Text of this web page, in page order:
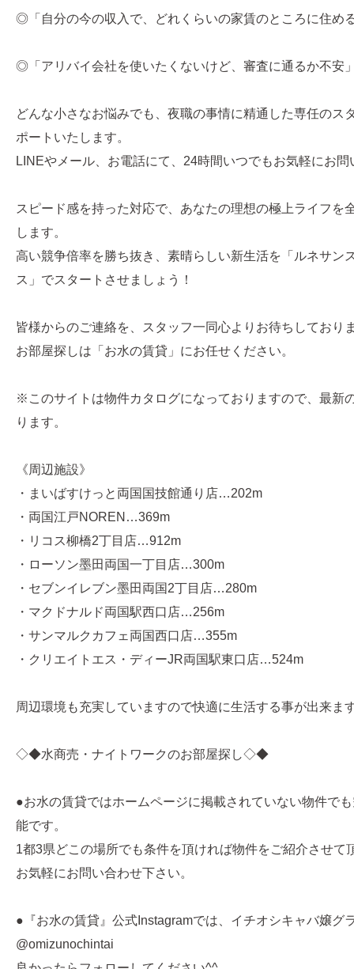
◎「自分の今の収入で、どれくらいの家賃のところに住め
◎「アリバイ会社を使いたくないけど、審査に通るか不安
どんな小さなお悩みでも、夜職の事情に精通した専任のス
ポートいたします。
LINEやメール、お電話にて、24時間いつでもお気軽にお
スピード感を持った対応で、あなたの理想の極上ライフを
します。
高い競争倍率を勝ち抜き、素晴らしい新生活を「ルネサン
ス」でスタートさせましょう！
皆様からのご連絡を、スタッフ一同心よりお待ちしており
お部屋探しは「お水の賃貸」にお任せください。
※このサイトは物件カタログになっておりますので、最新
ります。
《周辺施設》
・まいばすけっと両国国技館通り店…202m
・両国江戸NOREN…369m
・リコス柳橋2丁目店…912m
・ローソン墨田両国一丁目店…300m
・セブンイレブン墨田両国2丁目店…280m
・マクドナルド両国駅西口店…256m
・サンマルクカフェ両国西口店…355m
・クリエイトエス・ディーJR両国駅東口店…524m
周辺環境も充実していますので快適に生活する事が出来ま
◇◆水商売・ナイトワークのお部屋探し◇◆
●お水の賃貸ではホームページに掲載されていない物件で
能です。
1都3県どこの場所でも条件を頂ければ物件をご紹介させて
お気軽にお問い合わせ下さい。
●『お水の賃貸』公式Instagramでは、イチオシキャバ嬢グ
@omizunochintai